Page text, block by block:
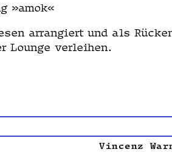
»amok«
arrang­iert und als
Lounge verleihen.
Vin­cenz